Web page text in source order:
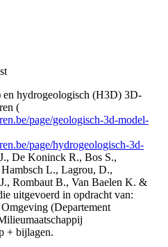
hydrogeologisch (H3D) 3D-
(
page/geologisch-3d-model-
page/hydrogeologisch-3d-
De Koninck R., Bos S.,
L., Lagrou, D.,
Rombaut B., Van Baelen K. &
uitgevoerd in opdracht van:
(Departement
+ bijlagen.